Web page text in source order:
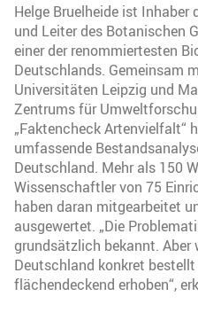
Helge Bruelheide ist
und Leiter des Botanischen
einer der renommiertesten
Deutschlands. Gemeinsam
Universitäten Leipzig und
Zentrums für
„Faktencheck Artenvielfalt“
umfassende
Deutschland. Mehr als 150
Wissenschaftler von 75
haben daran mitgearbeitet
ausgewertet. „Die
grundsätzlich bekannt. Aber
Deutschland konkret
flächendeckend erhoben“,